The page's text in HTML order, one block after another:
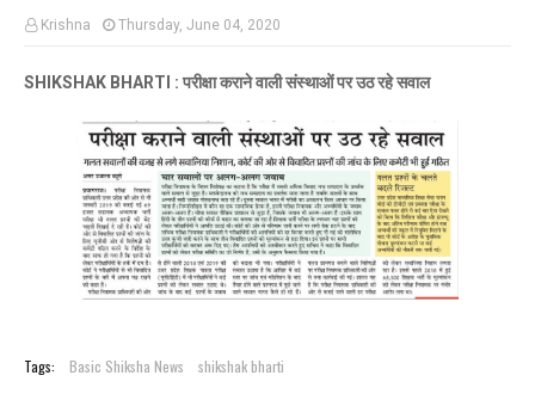
Krishna Thursday, June 04, 2020
SHIKSHAK BHARTI : परीक्षा कराने वाली संस्थाओं पर उठ रहे सवाल
Tags: Basic Shiksha News shikshak bharti